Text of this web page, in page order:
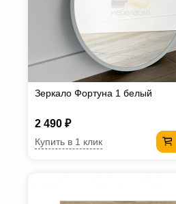
Зеркало Фортуна 1 белый
2 490 ₽
Купить в 1 клик